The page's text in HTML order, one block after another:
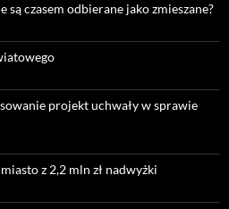
są czasem odbierane jako zmieszane?
projekt uchwały w sprawie
z 2,2 mln zł nadwyżki